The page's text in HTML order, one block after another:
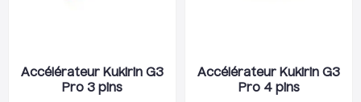
Accélérateur Kukirin G3
Pro 3 pins
Accélérateur Kukirin G3
Pro 4 pins